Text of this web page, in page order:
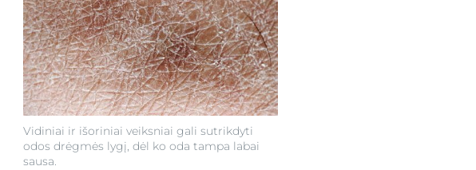
Vidiniai ir išoriniai veiksniai gali sutrikdyti
odos drėgmės lygį, dėl ko oda tampa labai
sausa.